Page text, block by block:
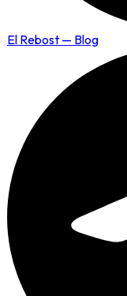
El Rebost — Blog